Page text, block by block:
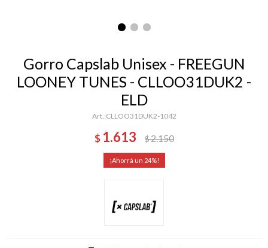
Gorro Capslab Unisex - FREEGUN
LOONEY TUNES - CLLOO31DUK2 -
ELD
CLLOO31DUK2-1042
$ 1.613 $2.150
24